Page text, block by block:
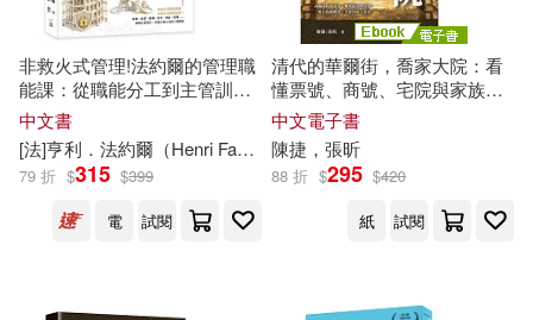
美妝(1946)
家居生活(3689) 美食(477)
3C(3023) 家電(1145)
保健(155) 設計文具(1285)
作者 (可複選)
本書編委會(545)
本書編寫組(452)
小牛頓科學教育有限公司編輯團隊
展開
非救火式管理!法約爾的管理職
能課：從職能分工到主管訓
練，看懂企業穩定成長的基本
功，讓管理不只是少數人的本
事
中文書
[法]亨利．法約爾（Henri Fayol）著伊莉莎 編譯
79 折 $315 $399
電
試閱
清代的華爾街，喬家大院：看
懂票號、商號、宅院與家族治
理交織出的百年傳奇 (電子書)
中文電子書
陳捷，張昕
88 折 $295 $420
紙
試閱